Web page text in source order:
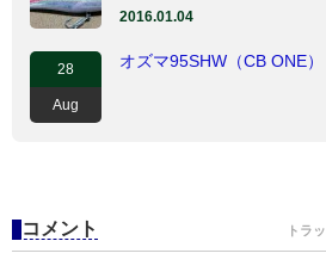
2016.01.04
28
Aug
オズマ95SHW（CB ONE）
コメント トラ